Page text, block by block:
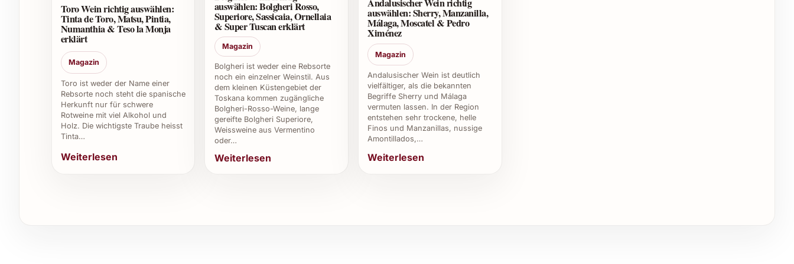
Ja, durch seine elegante und zugleich frische Art eignet sich dieser Wein hervorragend für
Geburtstage, Firmenevents, Weihnachten oder Sommerfeste.
5. Wie lange kann man den Wein lagern?
Der Laventura Malvasia 2024 ist für den Genuss im jungen Alter konzipiert und sollte idealerweise
innerhalb von 2 bis 3 Jahren getrunken werden, um seine Frische und das Aroma zu bewahren.
6. Ist der Wein vegan oder enthält er tierische Produkte?
In der Regel wird Laventura Malvasia 2024 ohne tierische Hilfsmittel hergestellt, was ihn auch für
Veganer geeignet macht. Für eine definitive Aussage empfiehlt sich jedoch ein Blick auf die Etikette
Toro Wein richtig auswählen:
Tinta de Toro, Matsu, Pintia,
Numanthia & Teso la Monja
erklärt
Magazin
Toro ist weder der Name einer
Rebsorte noch steht die spanische
Herkunft nur für schwere
Rotweine mit viel Alkohol und
Holz. Die wichtigste Traube heisst
Tinta…
Weiterlesen
auswählen: Bolgheri Rosso,
Superiore, Sassicaia, Ornellaia
& Super Tuscan erklärt
Magazin
Bolgheri ist weder eine Rebsorte
noch ein einzelner Weinstil. Aus
dem kleinen Küstengebiet der
Toskana kommen zugängliche
Bolgheri-Rosso-Weine, lange
gereifte Bolgheri Superiore,
Weissweine aus Vermentino
oder…
Weiterlesen
auswählen: Sherry, Manzanilla,
Málaga, Moscatel & Pedro
Ximénez
Magazin
Andalusischer Wein ist deutlich
vielfältiger, als die bekannten
Begriffe Sherry und Málaga
vermuten lassen. In der Region
entstehen sehr trockene, helle
Finos und Manzanillas, nussige
Amontillados,…
Weiterlesen